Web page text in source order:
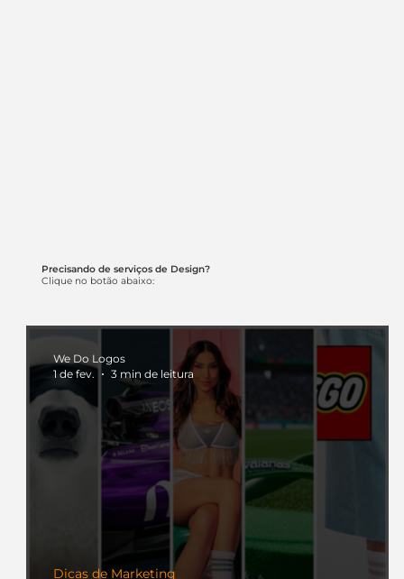
Precisando de serviços de Design?
Clique no botão abaixo:
Dicas de Marketing
We Do Logos
1 de fev.
3 min de leitura